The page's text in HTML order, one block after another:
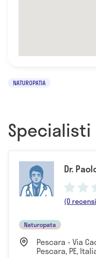
NATUROPATIA
Specialisti
Dr.
(0
Naturopata
Pescara - Via
Pescara, PE,